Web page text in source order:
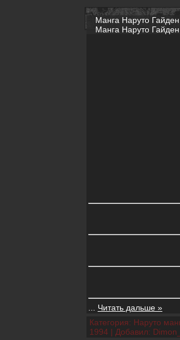
Манга Наруто
Манга Наруто
Читать дальше »
Категория: Наруто
1994 | Добавил: